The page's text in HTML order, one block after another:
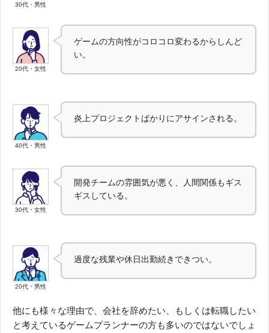
30代・男性
20代・女性
ゲームの方向性がコロコロ変わるからしんど
い。
40代・男性
炎上プロジェクトばかりにアサインされる。
30代・女性
開発チームの雰囲気が悪く、人間関係もギス
ギスしている。
20代・男性
過度な残業や休日出勤続きできつい。
他にも様々な理由で、会社を辞めたい、もしくは転職したい
と考えているゲームプランナーの方も多いのではないでしょ